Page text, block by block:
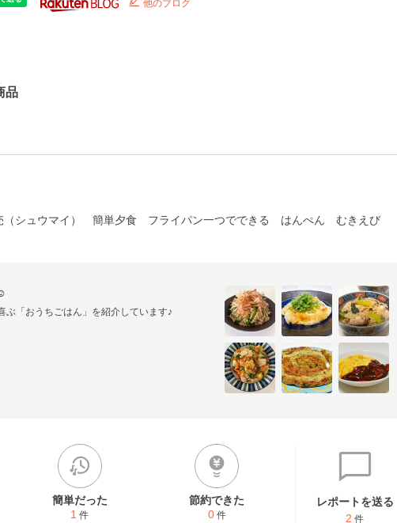
他のブログ
品
（シュウマイ） 簡単夕食 フライパン一つでできる はんぺん むきえび
ぶ「おうちごはん」を紹介しています♪
簡単だった
1 件
節約できた
0 件
レポートを送る
2 件